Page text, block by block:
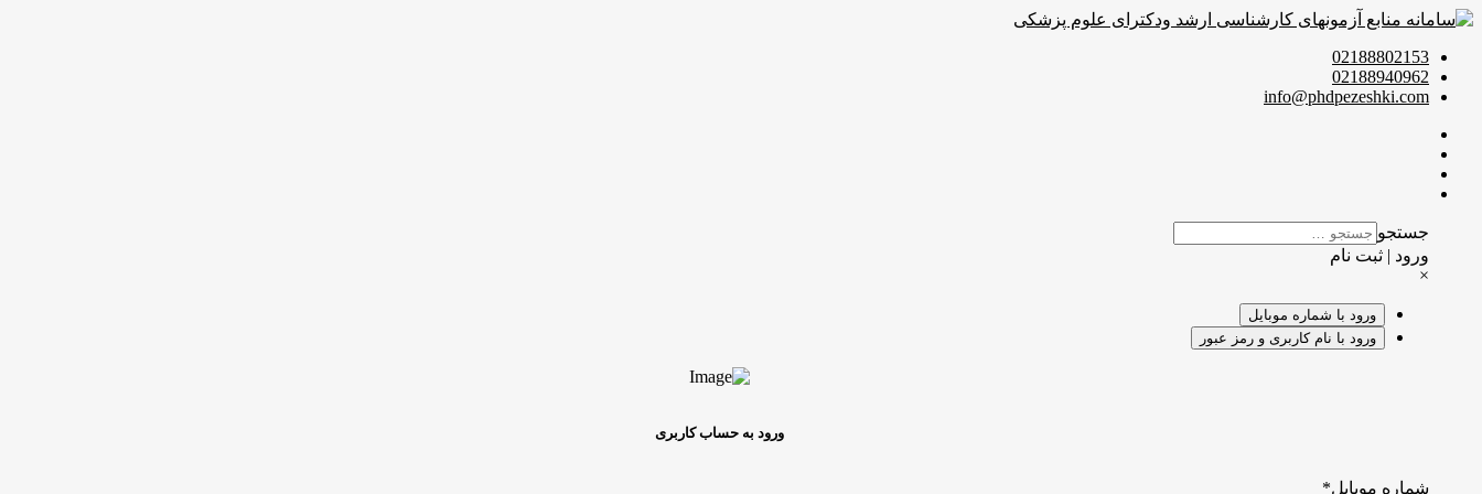
02188802153
02188940962
info@phdpezeshki.com
جستجو
ورود | ثبت نام
×
ورود با شماره موبایل
ورود با نام کاربری و رمز عبور
ورود به حساب کاربری
شماره موبایل*